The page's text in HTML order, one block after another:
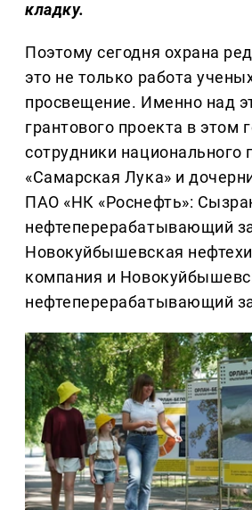
кладку.
Поэтому сегодня охрана
это не только работа
просвещение. Именно над
грантового проекта в этом
сотрудники национального
«Самарская Лука» и
ПАО «НК «Роснефть»:
нефтеперерабатывающий
Новокуйбышевская
компания и
нефтеперерабатывающий